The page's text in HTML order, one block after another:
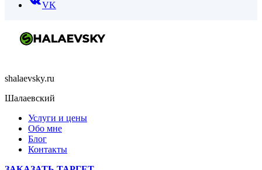
VK
shalaevsky.ru
Шалаевский
Услуги и цены
Обо мне
Блог
Контакты